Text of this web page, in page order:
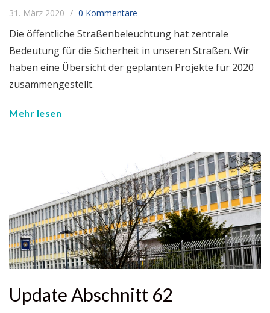
31. März 2020 0 Kommentare
Die öffentliche Straßenbeleuchtung hat zentrale
Bedeutung für die Sicherheit in unseren Straßen. Wir
haben eine Übersicht der geplanten Projekte für 2020
zusammengestellt.
Mehr lesen
Update Abschnitt 62